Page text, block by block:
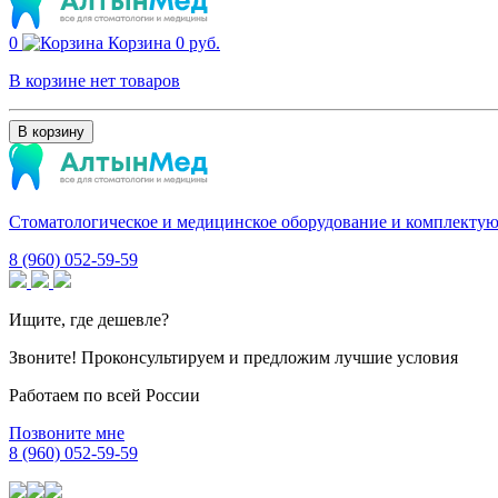
0 Корзина 0 руб.
В корзине нет товаров
В корзину
Стоматологическое и медицинское оборудование и
8 (960) 052-59-59
Ищите, где дешевле?
Звоните! Проконсультируем и предложим лучшие условия
Работаем по всей России
Позвоните мне
8 (960) 052-59-59